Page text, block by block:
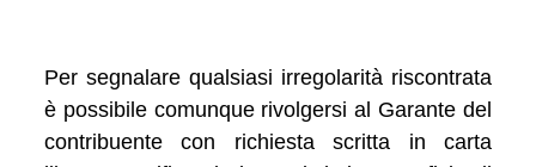
Per segnalare qualsiasi irregolarità riscontrata
è possibile comunque rivolgersi al Garante del
contribuente con richiesta scritta in carta